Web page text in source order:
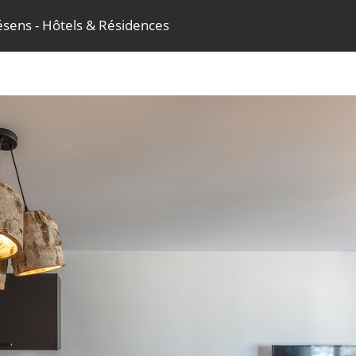
- Hôtels & Résidences